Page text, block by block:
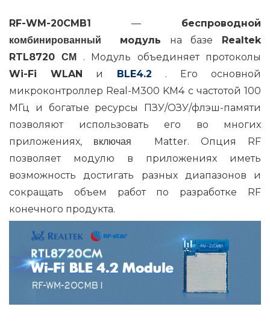
RF-WM-20CMB1 — беспроводной
комбинированный модуль на базе Realtek
RTL8720CM
. Модуль объединяет протоколы
Wi-Fi WLAN и BLE4.2 . Его основной
микроконтроллер Real-M300 KM4 с частотой 100
МГц и богатые ресурсы ПЗУ/ОЗУ/флэш-памяти
позволяют использовать его во многих
приложениях,
включая
Matter. Опция RF
позволяет модулю в приложениях иметь
возможность достигать разных диапазонов и
сокращать объем работ по разработке RF
конечного продукта.